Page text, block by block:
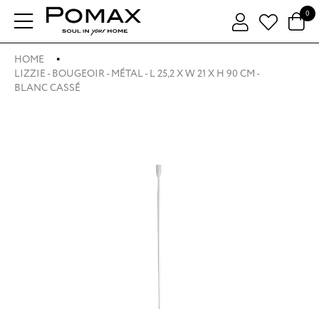
0
HOME
LIZZIE - BOUGEOIR - MÉTAL - L 25,2 X W 21 X H 90 CM -
BLANC CASSÉ